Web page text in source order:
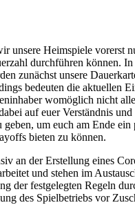
unsere Heimspiele vorerst
durchführen können. In
zunächst unsere
bedeuten die aktuellen
womöglich nicht
auf euer Verständnis und
geben, um euch am Ende ein
bieten zu können.
an der Erstellung eines
und stehen im
der festgelegten Regeln
des Spielbetriebs vor